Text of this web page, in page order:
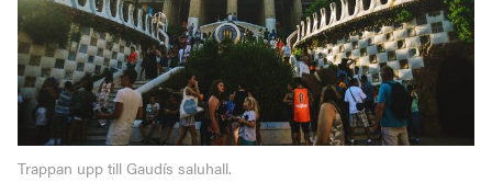
Trappan upp till Gaudís saluhall.